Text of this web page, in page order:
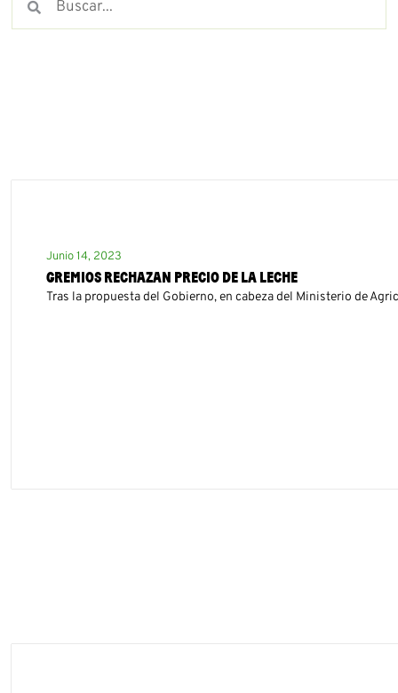
Junio 14, 2023
GREMIOS RECHAZAN PRECIO DE LA LECHE
Tras la propuesta del Gobierno, en cabeza del Ministerio de